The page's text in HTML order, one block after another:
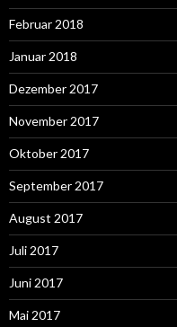
Februar 2018
Januar 2018
Dezember 2017
November 2017
Oktober 2017
September 2017
August 2017
Juli 2017
Juni 2017
Mai 2017